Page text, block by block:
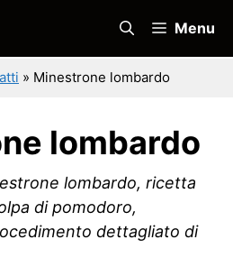
Menu
» Minestrone lombardo
lombardo
lombardo, ricetta
di pomodoro,
dettagliato di